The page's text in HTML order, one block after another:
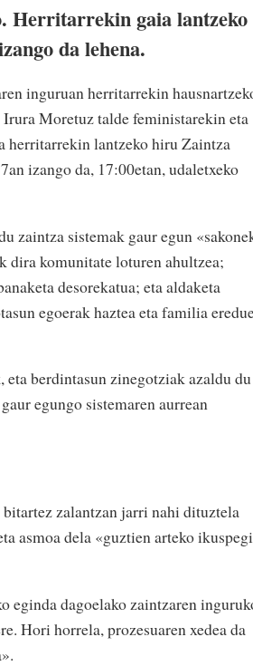
Herritarrekin gaia lantzeko
da lehena.
inguruan herritarrekin
Moretuz talde feministarekin eta
herritarrekin lantzeko hiru Zaintza
izango da, 17:00etan, udaletxeko
zaintza sistemak gaur egun
dira komunitate loturen ahultzea;
desorekatua; eta aldaketa
egoerak haztea eta familia
berdintasun zinegotziak azaldu du
egungo sistemaren aurrean
zalantzan jarri nahi dituztela
asmoa dela «guztien arteko ikuspegi
eginda dagoelako zaintzaren
Hori horrela, prozesuaren xedea da